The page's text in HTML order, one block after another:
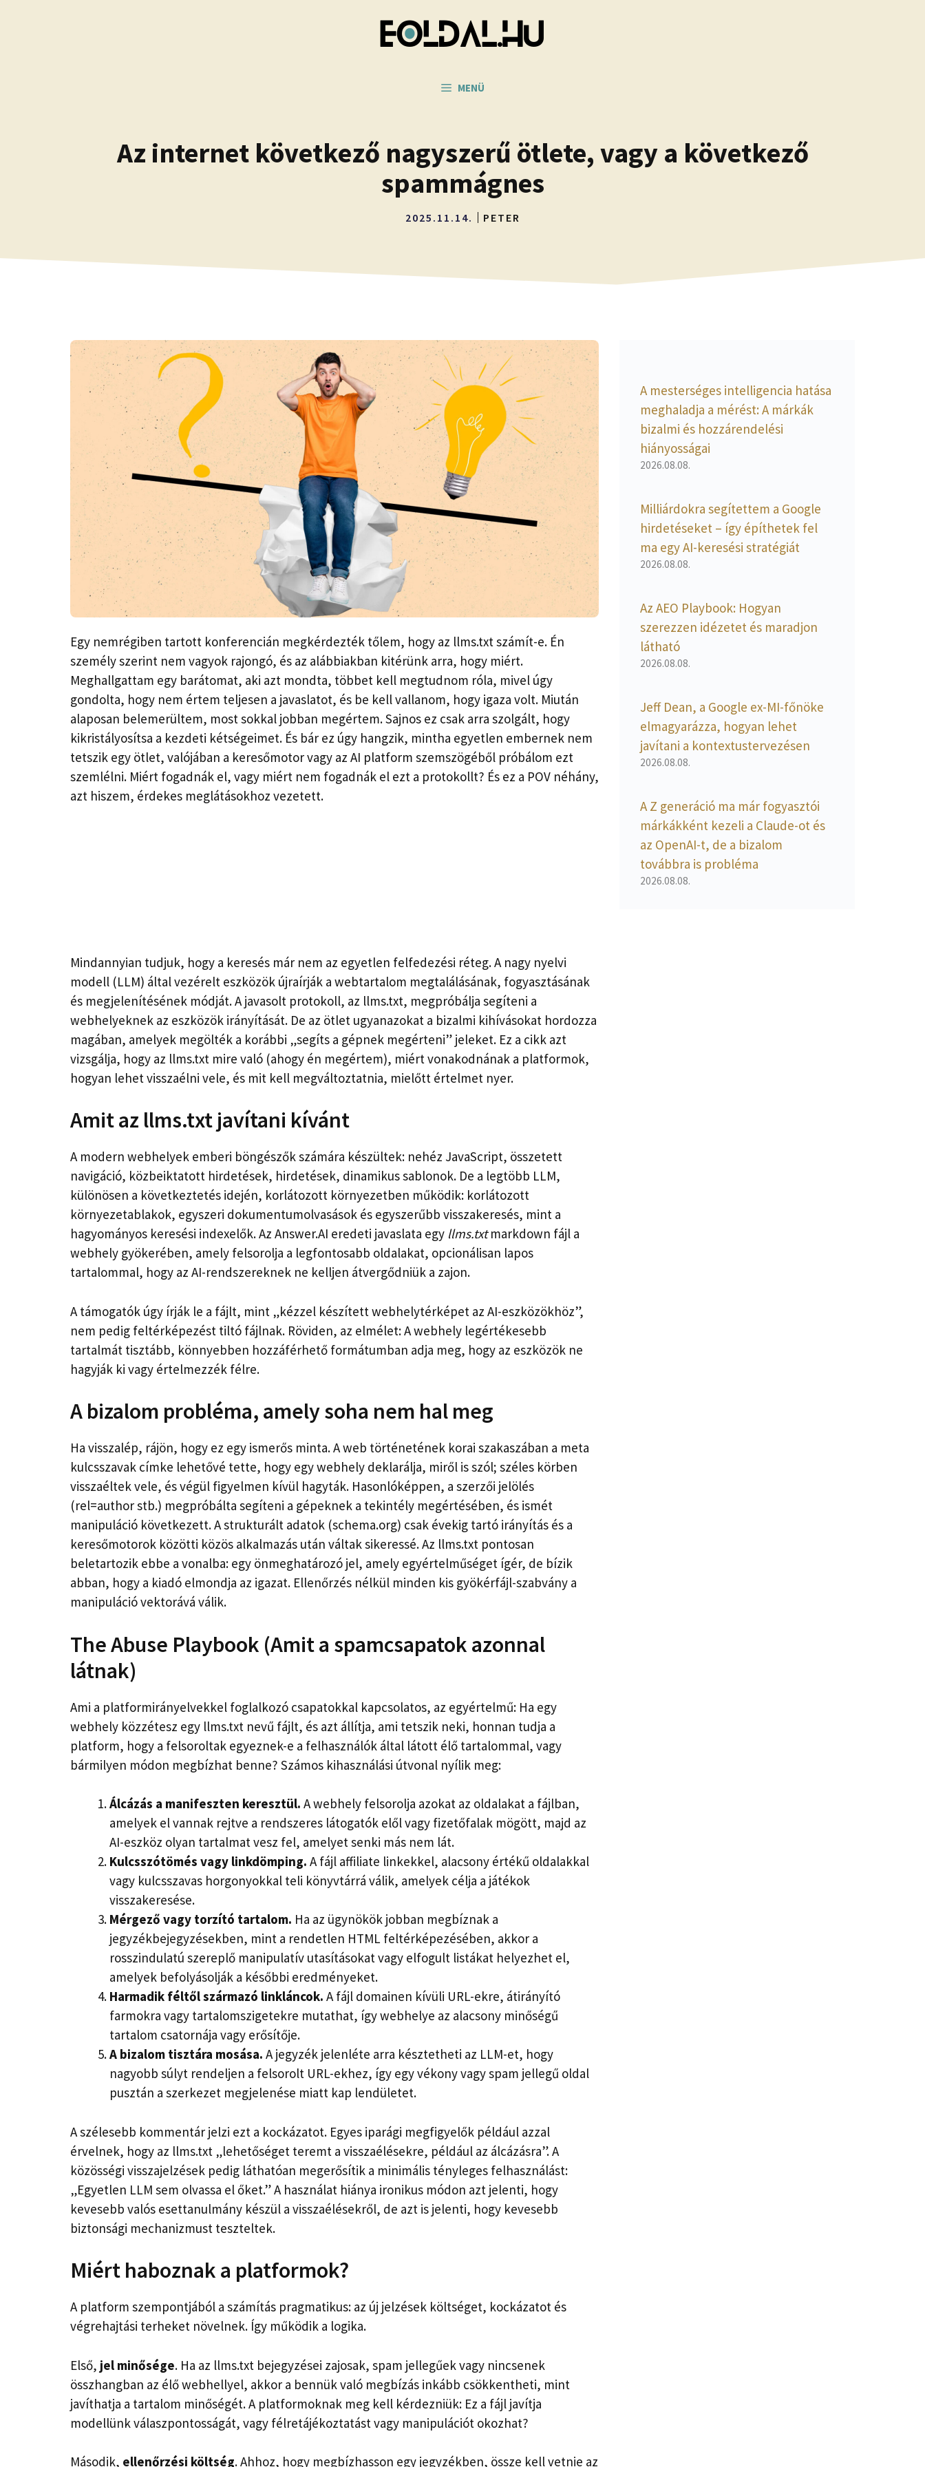
MENÜ
Az internet következő nagyszerű ötlete, vagy a következő
spammágnes
2025.11.14. PETER
Egy nemrégiben tartott konferencián megkérdezték tőlem, hogy az llms.txt számít-e. Én
személy szerint nem vagyok rajongó, és az alábbiakban kitérünk arra, hogy miért.
Meghallgattam egy barátomat, aki azt mondta, többet kell megtudnom róla, mivel úgy
gondolta, hogy nem értem teljesen a javaslatot, és be kell vallanom, hogy igaza volt. Miután
alaposan belemerültem, most sokkal jobban megértem. Sajnos ez csak arra szolgált, hogy
kikristályosítsa a kezdeti kétségeimet. És bár ez úgy hangzik, mintha egyetlen embernek nem
tetszik egy ötlet, valójában a keresőmotor vagy az AI platform szemszögéből próbálom ezt
szemlélni. Miért fogadnák el, vagy miért nem fogadnák el ezt a protokollt? És ez a POV néhány,
azt hiszem, érdekes meglátásokhoz vezetett.
Mindannyian tudjuk, hogy a keresés már nem az egyetlen felfedezési réteg. A nagy nyelvi
modell (LLM) által vezérelt eszközök újraírják a webtartalom megtalálásának, fogyasztásának
és megjelenítésének módját. A javasolt protokoll, az llms.txt, megpróbálja segíteni a
webhelyeknek az eszközök irányítását. De az ötlet ugyanazokat a bizalmi kihívásokat hordozza
magában, amelyek megölték a korábbi „segíts a gépnek megérteni” jeleket. Ez a cikk azt
vizsgálja, hogy az llms.txt mire való (ahogy én megértem), miért vonakodnának a platformok,
hogyan lehet visszaélni vele, és mit kell megváltoztatnia, mielőtt értelmet nyer.
Amit az llms.txt javítani kívánt
A modern webhelyek emberi böngészők számára készültek: nehéz JavaScript, összetett
navigáció, közbeiktatott hirdetések, hirdetések, dinamikus sablonok. De a legtöbb LLM,
különösen a következtetés idején, korlátozott környezetben működik: korlátozott
környezetablakok, egyszeri dokumentumolvasások és egyszerűbb visszakeresés, mint a
hagyományos keresési indexelők. Az Answer.AI eredeti javaslata egy llms.txtmarkdown fájl a
webhely gyökerében, amely felsorolja a legfontosabb oldalakat, opcionálisan lapos
tartalommal, hogy az AI-rendszereknek ne kelljen átvergődniük a zajon.
A támogatók úgy írják le a fájlt, mint „kézzel készített webhelytérképet az AI-eszközökhöz”,
nem pedig feltérképezést tiltó fájlnak. Röviden, az elmélet: A webhely legértékesebb
tartalmát tisztább, könnyebben hozzáférhető formátumban adja meg, hogy az eszközök ne
hagyják ki vagy értelmezzék félre.
A bizalom probléma, amely soha nem hal meg
Ha visszalép, rájön, hogy ez egy ismerős minta. A web történetének korai szakaszában a meta
kulcsszavak címke lehetővé tette, hogy egy webhely deklarálja, miről is szól; széles körben
visszaéltek vele, és végül figyelmen kívül hagyták. Hasonlóképpen, a szerzői jelölés
(rel=author stb.) megpróbálta segíteni a gépeknek a tekintély megértésében, és ismét
manipuláció következett. A strukturált adatok (schema.org) csak évekig tartó irányítás és a
keresőmotorok közötti közös alkalmazás után váltak sikeressé. Az llms.txt pontosan
beletartozik ebbe a vonalba: egy önmeghatározó jel, amely egyértelműséget ígér, de bízik
abban, hogy a kiadó elmondja az igazat. Ellenőrzés nélkül minden kis gyökérfájl-szabvány a
manipuláció vektorává válik.
The Abuse Playbook (Amit a spamcsapatok azonnal
látnak)
Ami a platformirányelvekkel foglalkozó csapatokkal kapcsolatos, az egyértelmű: Ha egy
webhely közzétesz egy llms.txt nevű fájlt, és azt állítja, ami tetszik neki, honnan tudja a
platform, hogy a felsoroltak egyeznek-e a felhasználók által látott élő tartalommal, vagy
bármilyen módon megbízhat benne? Számos kihasználási útvonal nyílik meg:
Álcázás a manifeszten keresztül. A webhely felsorolja azokat az oldalakat a fájlban,
amelyek el vannak rejtve a rendszeres látogatók elől vagy fizetőfalak mögött, majd az
AI-eszköz olyan tartalmat vesz fel, amelyet senki más nem lát.
Kulcsszótömés vagy linkdömping. A fájl affiliate linkekkel, alacsony értékű oldalakkal
vagy kulcsszavas horgonyokkal teli könyvtárrá válik, amelyek célja a játékok
visszakeresése.
Mérgező vagy torzító tartalom. Ha az ügynökök jobban megbíznak a
jegyzékbejegyzésekben, mint a rendetlen HTML feltérképezésében, akkor a
rosszindulatú szereplő manipulatív utasításokat vagy elfogult listákat helyezhet el,
amelyek befolyásolják a későbbi eredményeket.
Harmadik féltől származó linkláncok. A fájl domainen kívüli URL-ekre, átirányító
farmokra vagy tartalomszigetekre mutathat, így webhelye az alacsony minőségű
tartalom csatornája vagy erősítője.
A bizalom tisztára mosása. A jegyzék jelenléte arra késztetheti az LLM-et, hogy
nagyobb súlyt rendeljen a felsorolt ​​URL-ekhez, így egy vékony vagy spam jellegű oldal
pusztán a szerkezet megjelenése miatt kap lendületet.
A szélesebb kommentár jelzi ezt a kockázatot. Egyes iparági megfigyelők például azzal
érvelnek, hogy az llms.txt „lehetőséget teremt a visszaélésekre, például az álcázásra”. A
közösségi visszajelzések pedig láthatóan megerősítik a minimális tényleges felhasználást:
„Egyetlen LLM sem olvassa el őket.” A használat hiánya ironikus módon azt jelenti, hogy
kevesebb valós esettanulmány készül a visszaélésekről, de azt is jelenti, hogy kevesebb
biztonsági mechanizmust teszteltek.
Miért haboznak a platformok?
A platform szempontjából a számítás pragmatikus: az új jelzések költséget, kockázatot és
végrehajtási terheket növelnek. Így működik a logika.
Első, jel minősége. Ha az llms.txt bejegyzései zajosak, spam jellegűek vagy nincsenek
összhangban az élő webhellyel, akkor a bennük való megbízás inkább csökkentheti, mint
javíthatja a tartalom minőségét. A platformoknak meg kell kérdezniük: Ez a fájl javítja
modellünk válaszpontosságát, vagy félretájékoztatást vagy manipulációt okozhat?
Második, ellenőrzési költség. Ahhoz, hogy megbízhasson egy jegyzékben, össze kell vetnie az
A mesterséges intelligencia hatása
meghaladja a mérést: A márkák
bizalmi és hozzárendelési
hiányosságai
2026.08.08.
Milliárdokra segítettem a Google
hirdetéseket – így építhetek fel
ma egy AI-keresési stratégiát
2026.08.08.
Az AEO Playbook: Hogyan
szerezzen idézetet és maradjon
látható
2026.08.08.
Jeff Dean, a Google ex-MI-főnöke
elmagyarázza, hogyan lehet
javítani a kontextustervezésen
2026.08.08.
A Z generáció ma már fogyasztói
márkákként kezeli a Claude-ot és
az OpenAI-t, de a bizalom
továbbra is probléma
2026.08.08.